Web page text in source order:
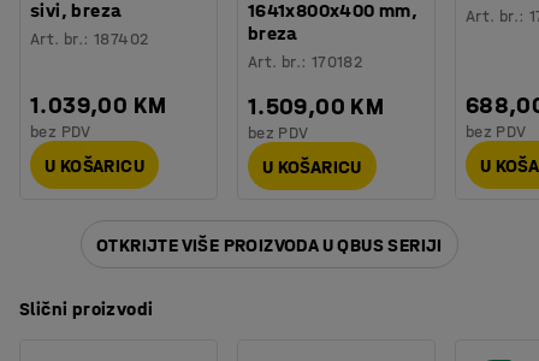
Ladice su push-open, što znači da se otvaraju i
zatvaraju laganim pritiskom.
Trebate li više prostora za spremanje? Komadi
namještaja iz asortimana QBUS su dizajnirani tako da se
međusobno mogu slagati, a modularni sustav olakšava
potrebama. Za učinkovit radni dan!
Testirano: EN 16121:2023, EN 16139:2013
sivi, breza
Art. br.:187402
1.039,00 KM
bez PDV
U KOŠARICU
1641x800x400 mm,
breza
Art. br.: 170182
1.509,00 KM
bez PDV
U KOŠARICU
Art. br.:
bez PDV
U
OTKRIJTE VIŠE PROIZVODA U QBUS SERIJI
Slični proizvodi